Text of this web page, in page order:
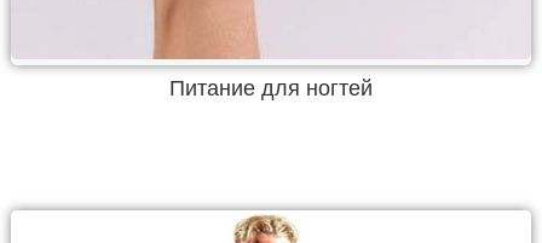
Питание для ногтей